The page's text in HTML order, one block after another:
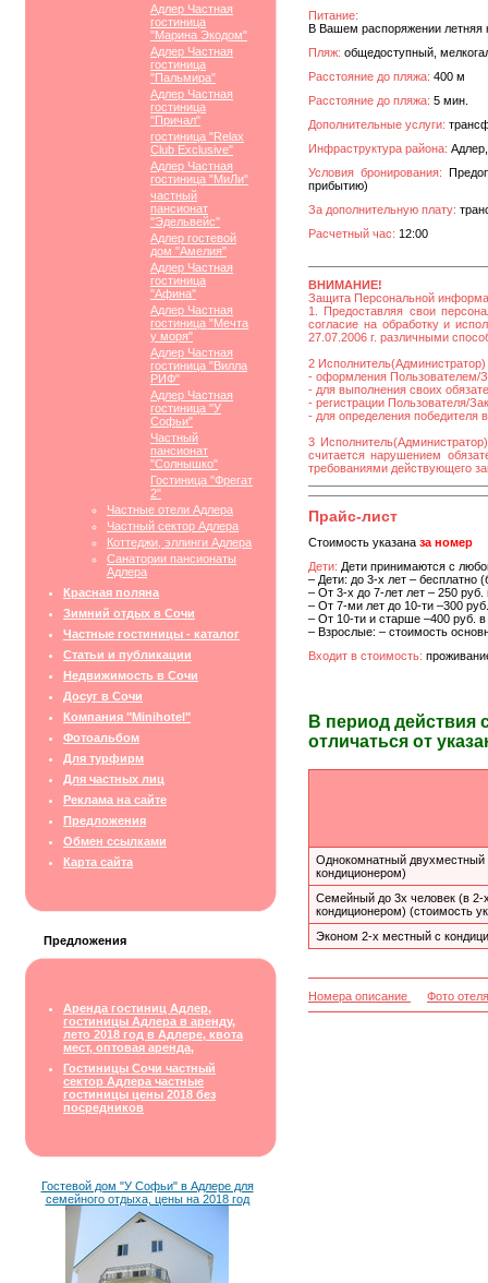
Адлер Частная
гостиница
"Марина Экодом"
Адлер Частная
гостиница
"Пальмира"
Адлер Частная
гостиница
"Причал"
гостиница "Relax
Club Exclusive"
Адлер Частная
гостиница "МиЛи"
частный
пансионат
"Эдельвейс"
Адлер гостевой
дом "Амелия"
Адлер Частная
гостиница
"Афина"
Адлер Частная
гостиница "Мечта
у моря"
Адлер Частная
гостиница "Вилла
РИФ"
Адлер Частная
гостиница "У
Софьи"
Частный
пансионат
"Солнышко"
Гостиница "Фрегат
2"
Частные отели Адлера
Частный сектор Адлера
Коттеджи, эллинги Адлера
Санатории пансионаты
Адлера
Красная поляна
Зимний отдых в Сочи
Частные гостиницы - каталог
Статьи и публикации
Недвижимость в Сочи
Досуг в Сочи
Компания "Minihotel"
Фотоальбом
Для турфирм
Для частных лиц
Реклама на сайте
Предложения
Обмен ссылками
Карта сайта
Предложения
Аренда гостиниц Адлер,
гостиницы Адлера в аренду,
лето 2018 год в Адлере, квота
мест, оптовая аренда,
Гостиницы Сочи частный
сектор Адлера частные
гостиницы цены 2018 без
посредников
Гостевой дом "У Софьи" в Адлере для
семейного отдыха, цены на 2018 год
Питание:
В Вашем распоряжении
Пляж: общедоступный,
Расстояние до пляжа: 400 м
Расстояние до пляжа: 5 мин.
Дополнительные услуги:
Инфраструктура района:
Условия бронирования:
прибытию)
За дополнительную плату:
Расчетный час: 12:00
ВНИМАНИЕ!
Защита Персональной
1. Предоставляя свои
согласие на обработку и
27.07.2006 г. различными
2
- оформления Пользователем/
- для выполнения своих
- регистрации Пользователя/
- для определения победителя
3
считается нарушением
требованиями действующего
Прайс-лист
Стоимость указана за номер
Дети: Дети принимаются с
– Дети: до 3-х лет – бесплатно
– От 3-х до 7-лет лет – 250
– От 7-ми лет до 10-ти –300
– От 10-ти и старше –400 руб.
– Взрослые: – стоимость
Входит в стоимость:
В период действия
отличаться от
Однокомнатный двухместный
кондиционером)
Семейный до 3х человек (в 2-
кондиционером) (стоимость
Эконом 2-х местный с
Номера описание Фото отеля